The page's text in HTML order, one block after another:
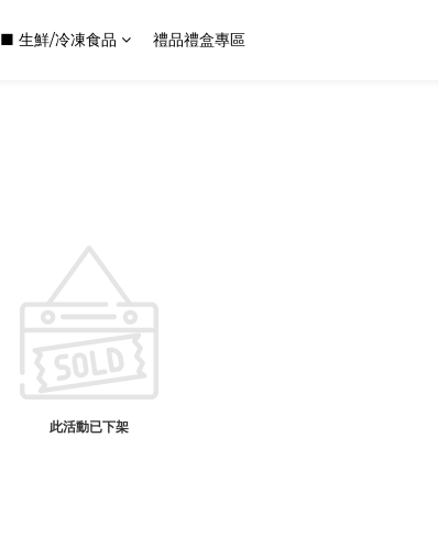
■ 生鮮/冷凍食品 禮品禮盒專區
此活動已下架